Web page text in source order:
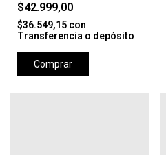
$42.999,00
$36.549,15 con
Transferencia o depósito
Comprar